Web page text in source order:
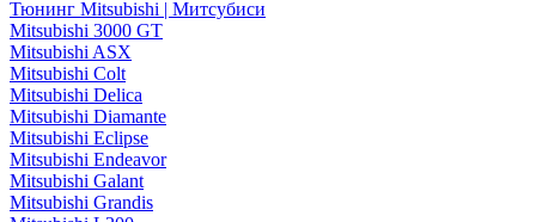
Тюнинг Mitsubishi | Митсубиси
Mitsubishi 3000 GT
Mitsubishi ASX
Mitsubishi Colt
Mitsubishi Delica
Mitsubishi Diamante
Mitsubishi Eclipse
Mitsubishi Endeavor
Mitsubishi Galant
Mitsubishi Grandis